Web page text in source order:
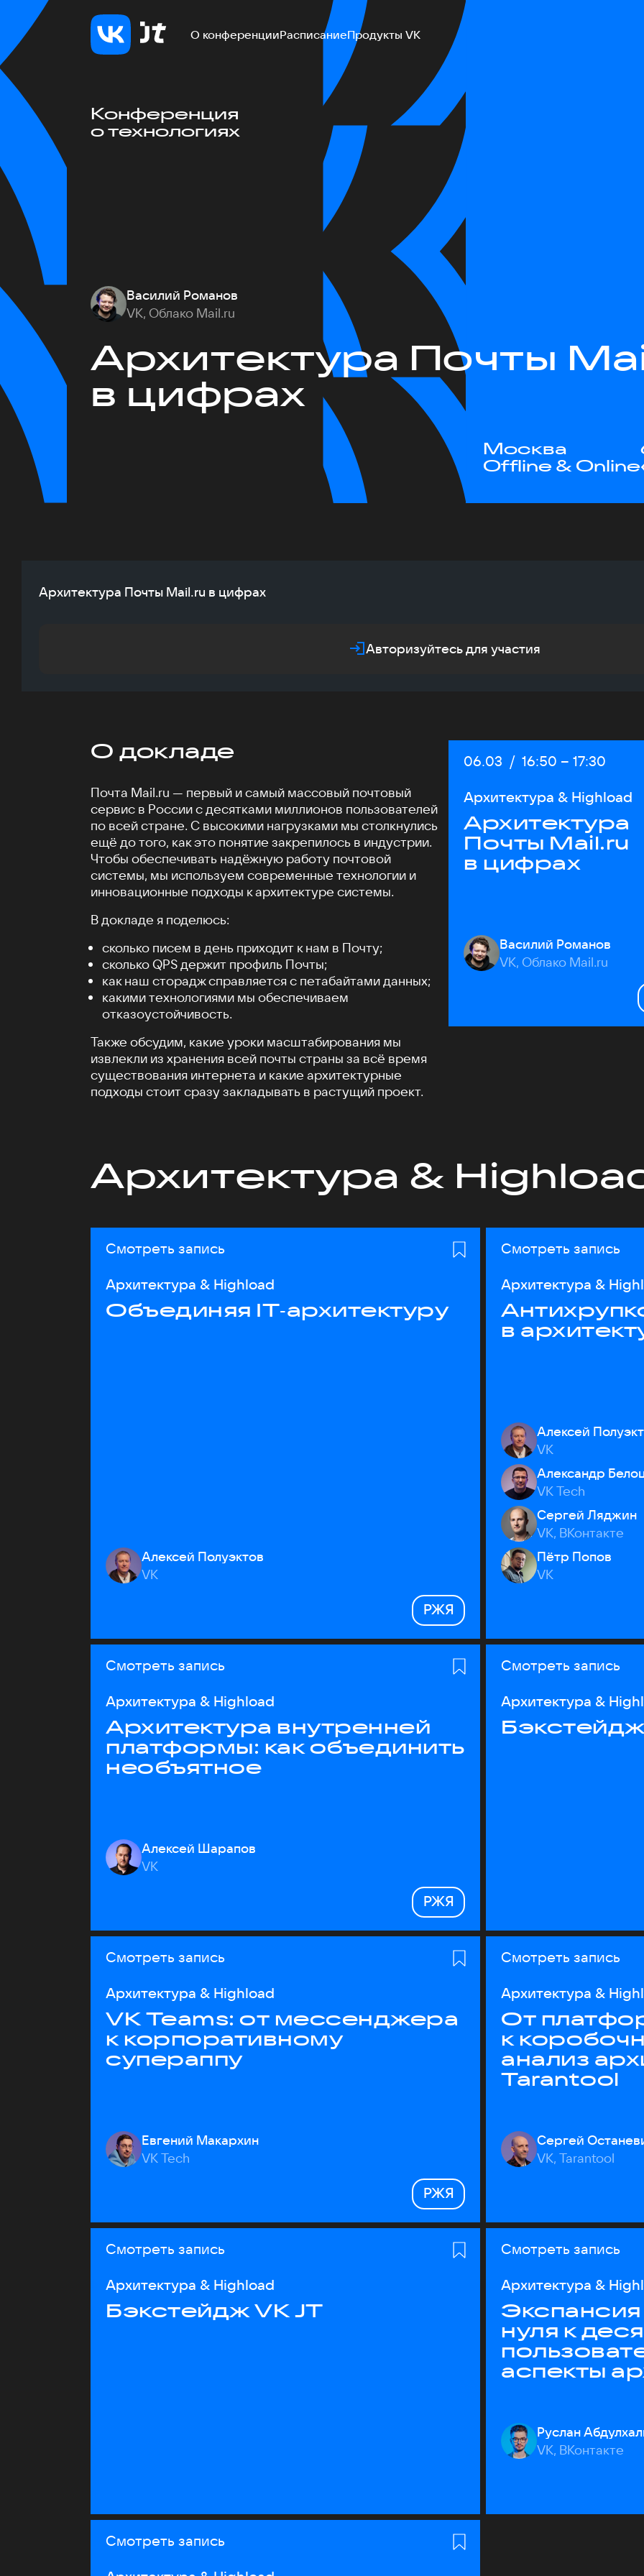
О конференцииРасписаниеПродукты VK
Конференция
о технологиях
Василий Романов
VK, Облако Mail.ru
Архитектура Почты
в цифрах
Москва
Offline & Online
Архитектура Почты Mail.ru в цифрах
Авторизуйтесь для участия
О докладе
Почта Mail.ru — первый и самый массовый почтовый
сервис в России с десятками миллионов пользователей
по всей стране. С высокими нагрузками мы столкнулись
ещё до того, как это понятие закрепилось в индустрии.
Чтобы обеспечивать надёжную работу почтовой
системы, мы используем современные технологии и
инновационные подходы к архитектуре системы.
В докладе я поделюсь:
сколько писем в день приходит к нам в Почту;
сколько QPS держит профиль Почты;
как наш сторадж справляется с петабайтами данных;
какими технологиями мы обеспечиваем
отказоустойчивость.
Также обсудим, какие уроки масштабирования мы
извлекли из хранения всей почты страны за всё время
существования интернета и какие архитектурные
подходы стоит сразу закладывать в растущий проект.
Дата:
06.03 / Начало:
16:50 – Конец:
17:30
Архитектура & Highload
Архитектура
Почты Mail.ru
в цифрах
Василий Романов
VK, Облако Mail.ru
Архитектура &
Смотреть запись
Архитектура & Highload
Объединяя IT‑архитектуру
Алексей Полуэктов
VK
РЖЯ
Смотреть запись
Архитектура &
в
Алексей
VK
Александр
VK Tech
Сергей Ляджин
VK, ВКонтакте
Пётр Попов
VK
Смотреть запись
Архитектура & Highload
Архитектура внутренней
платформы: как объединить
необъятное
Алексей Шарапов
VK
РЖЯ
Смотреть запись
Архитектура &
Бэкстейдж
Смотреть запись
Архитектура & Highload
VK Teams: от мессенджера
к корпоративному
супераппу
Евгений Макархин
VK Tech
РЖЯ
Смотреть запись
Архитектура &
От
к
анализ
Tarantool
Сергей
VK, Tarantool
Смотреть запись
Архитектура & Highload
Бэкстейдж VK JT
Смотреть запись
Архитектура &
нуля к
аспекты
Руслан
VK, ВКонтакте
Смотреть запись